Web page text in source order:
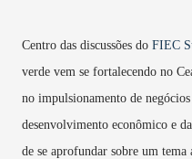
Centro das discussões do FIEC
verde vem se fortalecendo no
no impulsionamento de
desenvolvimento econômico e
de se aprofundar sobre um